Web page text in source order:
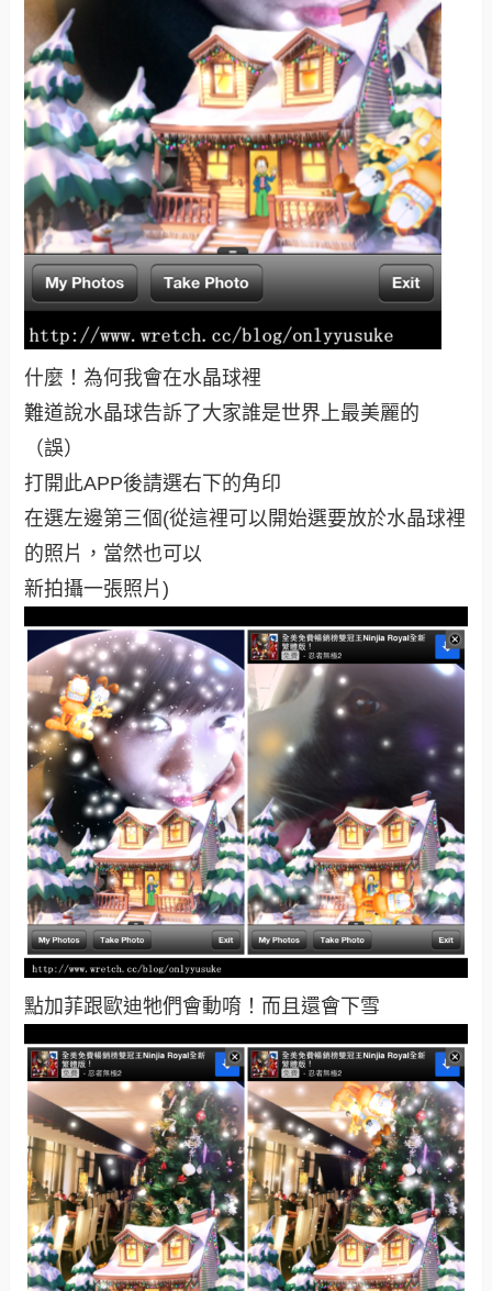
什麼！為何我會在水晶球裡
難道說水晶球告訴了大家誰是世界上最美麗的
（誤）
打開此APP後請選右下的角印
在選左邊第三個(從這裡可以開始選要放於水晶球裡
的照片，當然也可以
新拍攝一張照片)
點加菲跟歐迪牠們會動唷！而且還會下雪